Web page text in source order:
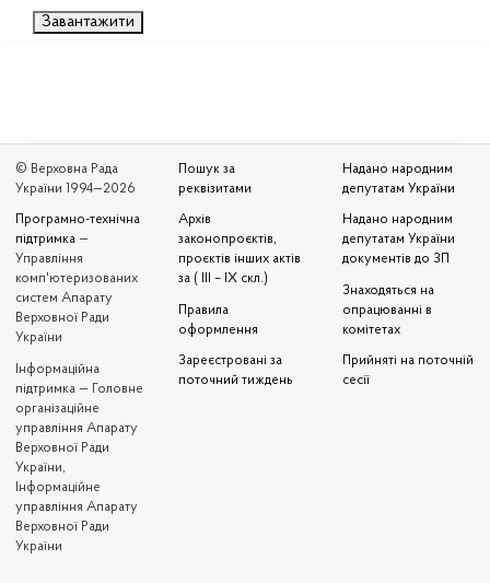
Завантажити
© Верховна Рада
України 1994—2026
Програмно-технічна
підтримка —
Управління
комп'ютеризованих
систем Апарату
Верховної Ради
України
Iнформаційна
підтримка — Головне
організаційне
управління Апарату
Верховної Ради
України,
Інформаційне
управління Апарату
Верховної Ради
України
Пошук за
реквізитами
Архів
законопроєктів,
проєктів інших актів
за ( III – IX скл.)
Правила
оформлення
Зареєстровані за
поточний тиждень
Надано народним
депутатам України
Надано народним
депутатам України
документів до ЗП
Знаходяться на
опрацюванні в
комітетах
Прийняті на поточній
сесії